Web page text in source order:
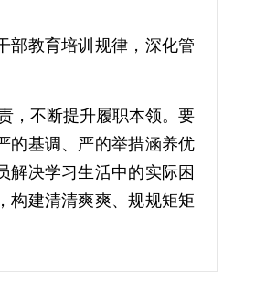
教育培训规律，深化管
，不断提升履职本领。要
的基调、严的举措涵养优
解决学习生活中的实际困
构建清清爽爽、规规矩矩